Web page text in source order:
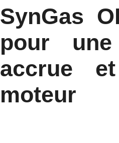
SynGas
pour une
accrue
moteur